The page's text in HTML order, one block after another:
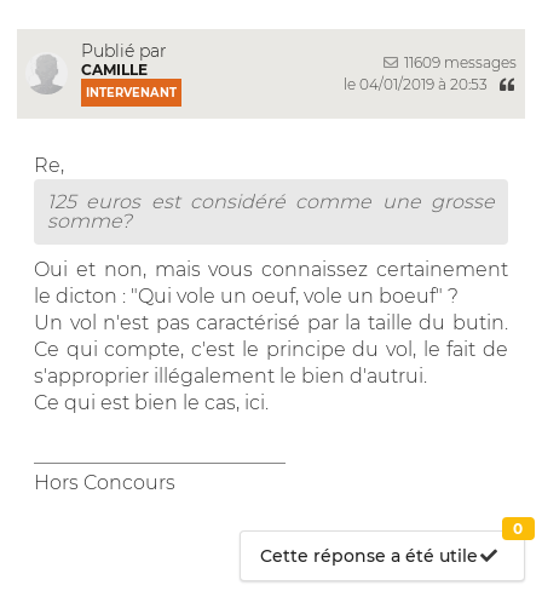
Publié par
CAMILLE
INTERVENANT
11609 messages
le 04/01/2019 à 20:53
Re,
125 euros est considéré comme une grosse
somme?
Oui et non, mais vous connaissez certainement
le dicton : "Qui vole un oeuf, vole un boeuf" ?
Un vol n'est pas caractérisé par la taille du butin.
Ce qui compte, c'est le principe du vol, le fait de
s'approprier illégalement le bien d'autrui.
Ce qui est bien le cas, ici.
Hors Concours
Cette réponse a été utile
0